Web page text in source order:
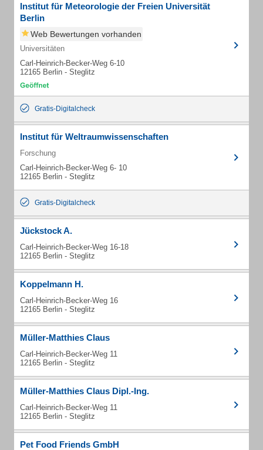
Institut für Meteorologie der Freien Universität
Berlin
Web Bewertungen vorhanden
Universitäten
Carl-Heinrich-Becker-Weg 6-10
12165 Berlin - Steglitz
Gratis-Digitalcheck
Institut für Weltraumwissenschaften
Forschung
Carl-Heinrich-Becker-Weg 6- 10
12165 Berlin - Steglitz
Gratis-Digitalcheck
Jückstock A.
Carl-Heinrich-Becker-Weg 16-18
12165 Berlin - Steglitz
Koppelmann H.
Carl-Heinrich-Becker-Weg 16
12165 Berlin - Steglitz
Müller-Matthies Claus
Carl-Heinrich-Becker-Weg 11
12165 Berlin - Steglitz
Müller-Matthies Claus Dipl.-Ing.
Carl-Heinrich-Becker-Weg 11
12165 Berlin - Steglitz
Pet Food Friends GmbH